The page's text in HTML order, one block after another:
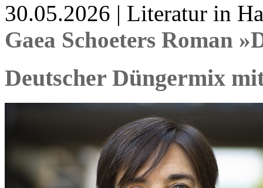
30.05.2026 | Literatur in
Gaea Schoeters Roman
Deutscher Düngermix